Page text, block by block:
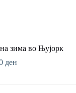
зима во Њујорк
ден